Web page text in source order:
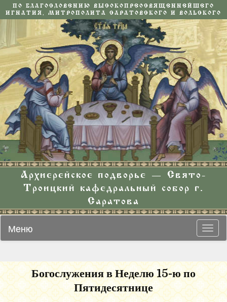
ПО БЛАГОСЛОВЕНИЮ ВЫСОКОПРЕОСВЯЩЕННЕЙШЕГО
ИГНАТИЯ, МИТРОПОЛИТА САРАТОВСКОГО И ВОЛЬСКОГО
Архиерейское подворье — Свято-
Троицкий кафедральный собор г.
Саратова
Меню
Богослужения в Неделю 15-ю по
Пятидесятнице